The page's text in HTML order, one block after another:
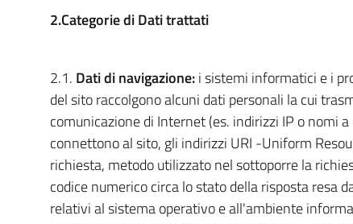
2.Categorie di Dati trattati
2.1. Dati di navigazione:i sistemi informatici e i
del sito raccolgono alcuni dati personali la cui
comunicazione di Internet (es. indirizzi IP o nomi
connettono al sito, gli indirizzi URI -Uniform
richiesta, metodo utilizzato nel sottoporre la
codice numerico circa lo stato della risposta resa
relativi al sistema operativo e all'ambiente